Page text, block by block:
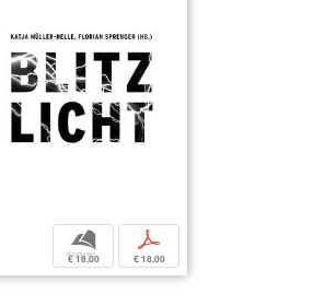
b
€ 18,00
p
€ 18,00